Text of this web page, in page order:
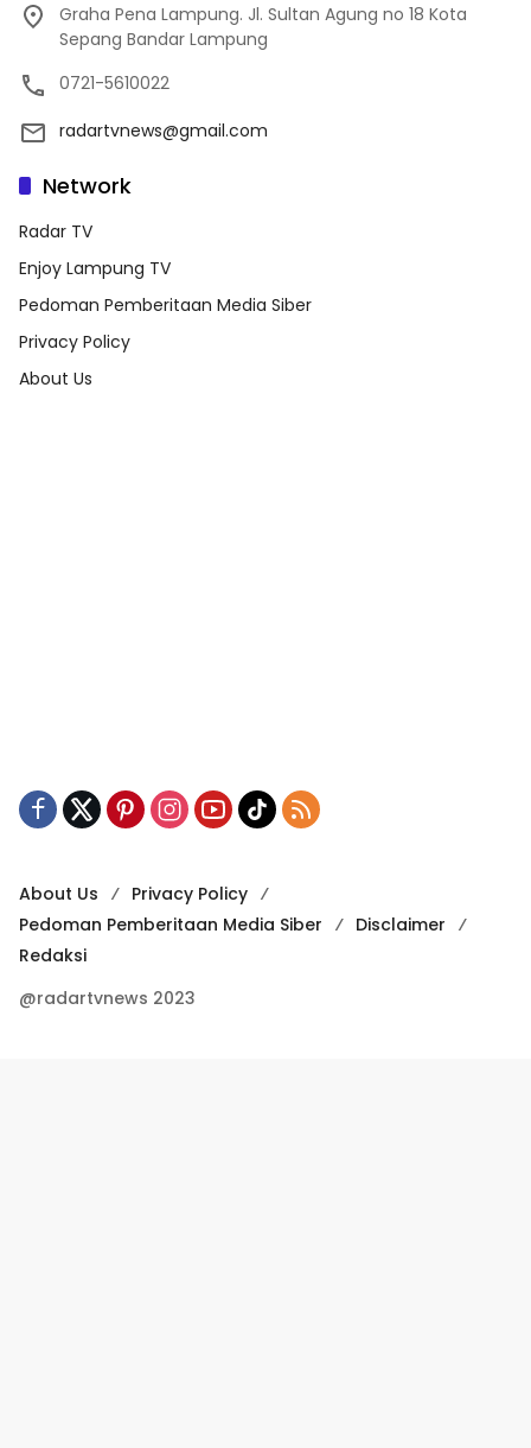
Graha Pena Lampung. Jl. Sultan Agung no 18 Kota
Sepang Bandar Lampung
0721-5610022
radartvnews@gmail.com
Network
Radar TV
Enjoy Lampung TV
Pedoman Pemberitaan Media Siber
Privacy Policy
About Us
About Us
Privacy Policy
Pedoman Pemberitaan Media Siber
Disclaimer
Redaksi
@radartvnews 2023